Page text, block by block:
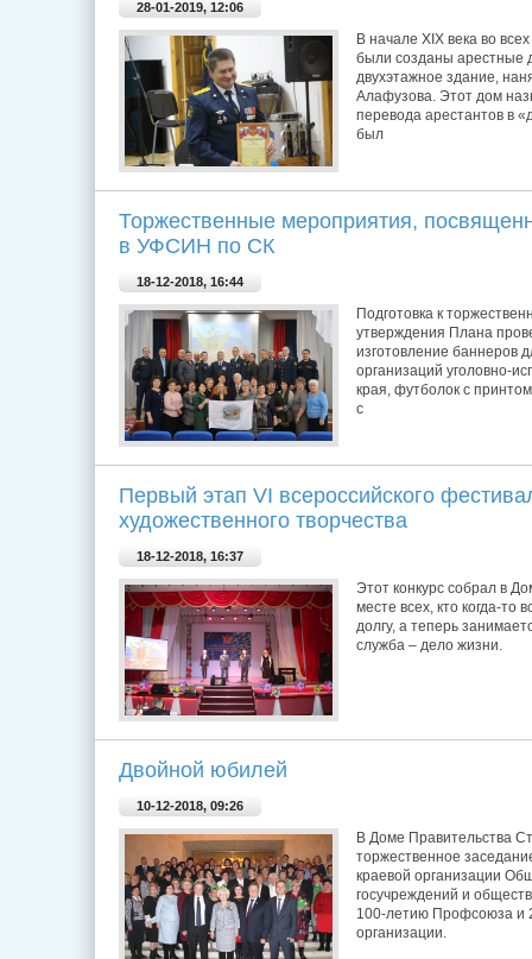
28-01-2019, 12:06
В начале XIX века во
были созданы арестные
двухэтажное здание,
Алафузова. Этот дом
перевода арестантов в
был
Торжественные мероприятия,
в УФСИН по СК
18-12-2018, 16:44
Подготовка к
утверждения Плана
изготовление баннеров
организаций уголовно-
края, футболок с
с
Первый этап VI всероссийского
художественного творчества
18-12-2018, 16:37
Этот конкурс собрал в
месте всех, кто когда-то
долгу, а теперь
служба – дело жизни.
Двойной юбилей
10-12-2018, 09:26
В Доме Правительства
торжественное
краевой организации
госучреждений и
100-летию Профсоюза и
организации.